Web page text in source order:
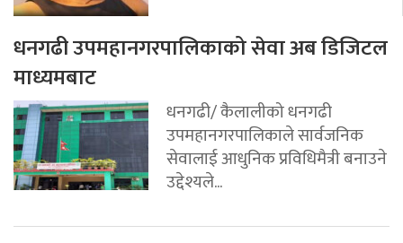
धनगढी उपमहानगरपालिकाको सेवा अब डिजिटल
माध्यमबाट
धनगढी/ कैलालीको धनगढी
उपमहानगरपालिकाले सार्वजनिक
सेवालाई आधुनिक प्रविधिमैत्री बनाउने
उद्देश्यले...